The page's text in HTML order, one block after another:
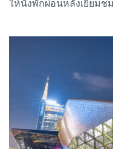
ให้นั่งพักผ่อนหลังเยี่ยมช